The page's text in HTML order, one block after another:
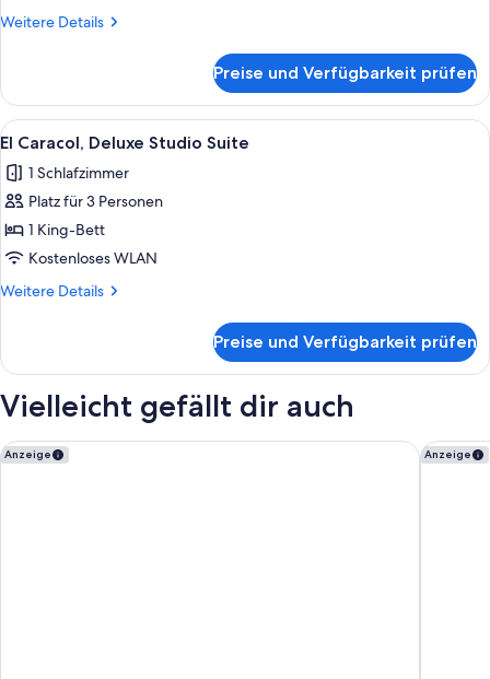
Weitere Details
Weitere
Deluxe
Studio
Suite
Preise und Verfügbarkeit prüfen
Alle
Fotos
für
El
Caracol,
Deluxe
Studio
Ein Hotelzimmer mit einem Bett,
7
El Caracol, Deluxe Studio Suite
1 Schlafzimmer
Platz für 3 Personen
1 King-Bett
Kostenloses WLAN
Weitere Details
Weitere
Caracol,
Studio
Preise und Verfügbarkeit prüfen
Vielleicht gefällt dir auch
Anzeige
Barefoot Caye Caulker Hotel Anzeige
Aruna